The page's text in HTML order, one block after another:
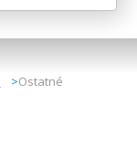
Ostatné